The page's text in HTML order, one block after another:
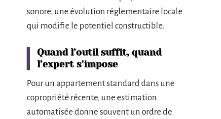
sonore, une évolution réglementaire locale
qui modifie le potentiel constructible.
Quand l’outil suffit, quand
l’expert s’impose
Pour un appartement standard dans une
copropriété récente, une estimation
automatisée donne souvent un ordre de